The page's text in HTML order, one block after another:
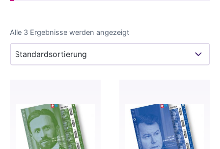
Alle 3 Ergebnisse werden angezeigt